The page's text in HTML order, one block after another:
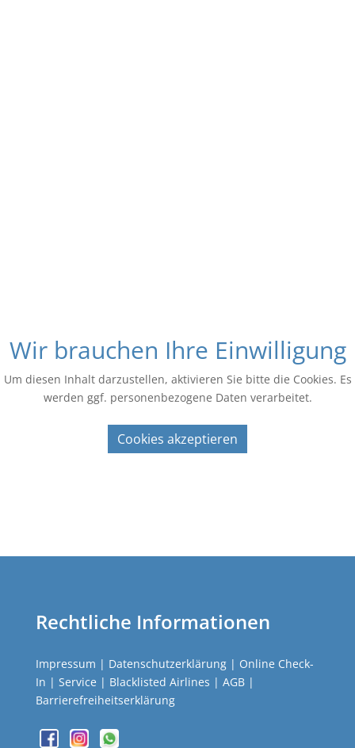
Wir brauchen Ihre Einwilligung
Um diesen Inhalt darzustellen, aktivieren Sie bitte die Cookies. Es
werden ggf. personenbezogene Daten verarbeitet.
Cookies akzeptieren
Rechtliche Informationen
Impressum | Datenschutzerklärung| Online Check-
In | Service | Blacklisted Airlines | AGB|
Barrierefreiheitserklärung